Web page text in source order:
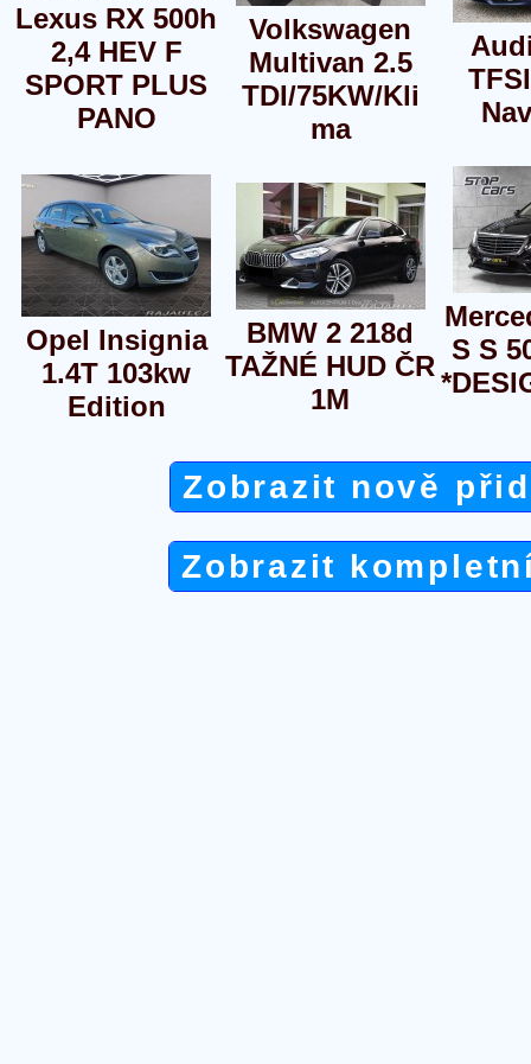
Lexus RX 500h
2,4 HEV F
SPORT PLUS
PANO
Volkswagen
Multivan 2.5
TDI/75KW/Kli
ma
Opel Insignia
1.4T 103kw
Edition
BMW 2 218d
TAŽNÉ HUD ČR
1M
S S
Zobrazit nově
Zobrazit